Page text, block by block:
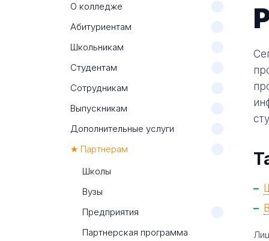
О колледже
Абитуриентам
Школьникам
Студентам
Сотрудникам
Выпускникам
Дополнительные услуги
★ Партнерам
Школы
Вузы
Предприятия
Партнерская программа